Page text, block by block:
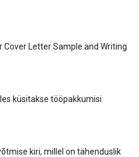
Cover Letter Sample and Writing
küsitakse tööpakkumisi
kiri, millel on tähenduslik